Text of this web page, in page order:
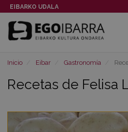
EIBARKO UDALA
Inicio Eibar Gastronomía
Recetas de Felisa